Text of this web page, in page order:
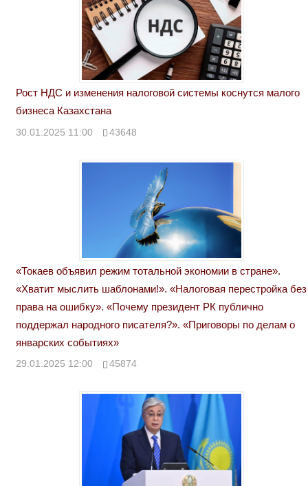
Рост НДС и изменения налоговой системы коснутся малого
бизнеса Казахстана
30.01.2025 11:00 43648
«Токаев объявил режим тотальной экономии в стране».
«Хватит мыслить шаблонами!». «Налоговая перестройка без
права на ошибку». «Почему президент РК публично
поддержал народного писателя?». «Приговоры по делам о
январских событиях»
29.01.2025 12:00 45874